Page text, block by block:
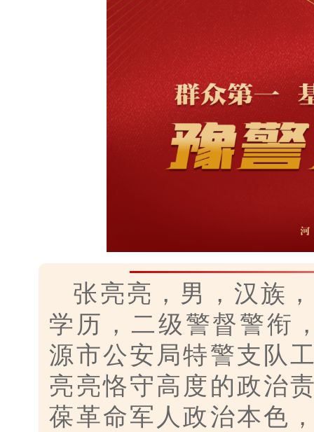
张亮亮，男，汉族
学历， 二级警督警衔
源市公安局特警支队
亮亮恪守高度的政治
葆革命军人政治本色